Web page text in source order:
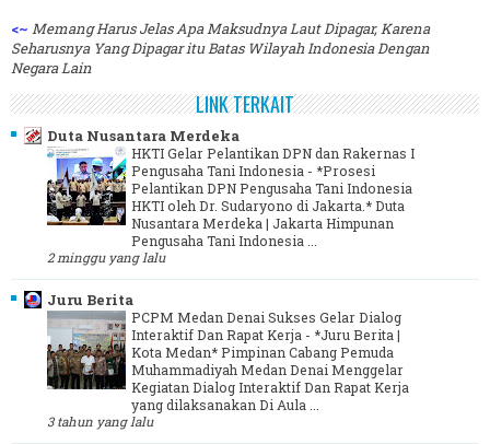
<~ Memang Harus Jelas Apa Maksudnya Laut Dipagar, Karena
Seharusnya Yang Dipagar itu Batas Wilayah Indonesia Dengan
Negara Lain
LINK TERKAIT
Duta Nusantara Merdeka
HKTI Gelar Pelantikan DPN dan Rakernas I
Pengusaha Tani Indonesia - *Prosesi
Pelantikan DPN Pengusaha Tani Indonesia
HKTI oleh Dr. Sudaryono di Jakarta.* Duta
Nusantara Merdeka | Jakarta Himpunan
Pengusaha Tani Indonesia ...
2 minggu yang lalu
Juru Berita
PCPM Medan Denai Sukses Gelar Dialog
Interaktif Dan Rapat Kerja - *Juru Berita |
Kota Medan* Pimpinan Cabang Pemuda
Muhammadiyah Medan Denai Menggelar
Kegiatan Dialog Interaktif Dan Rapat Kerja
yang dilaksanakan Di Aula ...
3 tahun yang lalu